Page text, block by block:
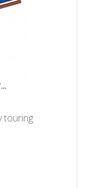
touring